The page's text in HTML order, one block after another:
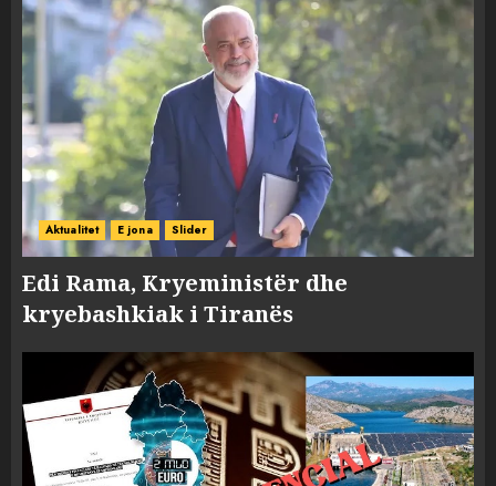
Aktualitet E jona Slider
Edi Rama, Kryeministër dhe
kryebashkiak i Tiranës